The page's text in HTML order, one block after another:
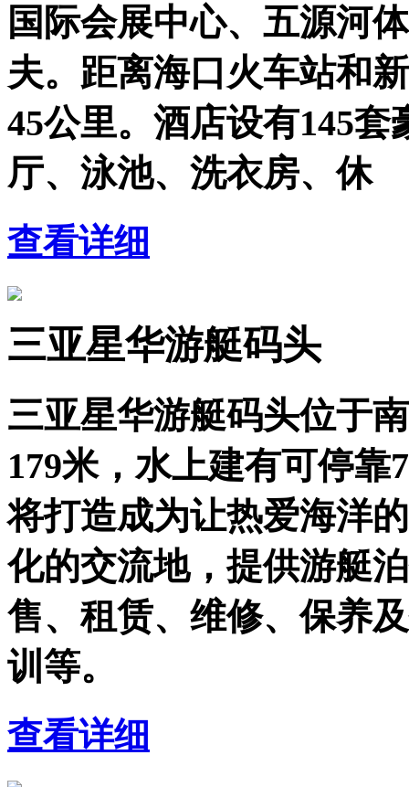
国际会展中心、五源河
夫。距离海口火车站和
45公里。酒店设有145
厅、泳池、洗衣房、休
查看详细
三亚星华游艇码头
三亚星华游艇码头位于
179米，水上建有可停
将打造成为让热爱海洋
化的交流地，提供游艇
售、租赁、维修、保养
训等。
查看详细